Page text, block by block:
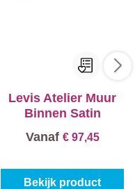
Levis Atelier Muur
Binnen Satin
Vanaf € 97,45
Bekijk product